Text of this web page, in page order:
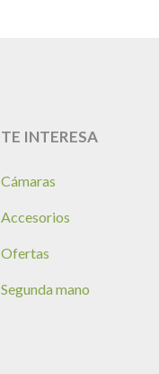
TE INTERESA
Cámaras
Accesorios
Ofertas
Segunda mano